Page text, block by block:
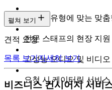
이벤트 유형에 맞는 맞
전문 스태프의 현장 지원
고성능 오디오 및 비디오
요청 시 케이터링 서비스
펼쳐 보기
견적 요청
목록 보기자세히 보기
비즈니스 컨시어지 서비